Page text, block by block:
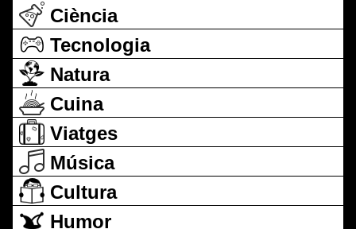
Ciència
Tecnologia
Natura
Cuina
Viatges
Música
Cultura
Humor